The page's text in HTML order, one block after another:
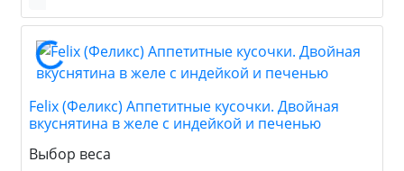
Felix (Феликс) Аппетитные кусочки. Двойная
вкуснятина в желе с индейкой и печенью
Выбор веса